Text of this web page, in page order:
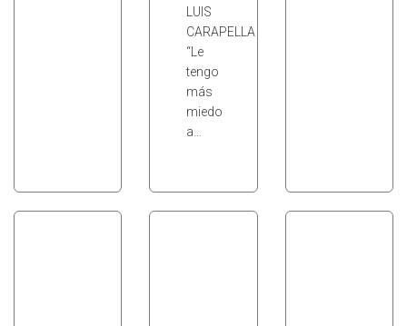
LUIS
CARAPELLA
“Le
tengo
más
miedo
a…